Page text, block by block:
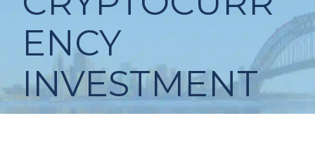
ENCY
INVESTMENT